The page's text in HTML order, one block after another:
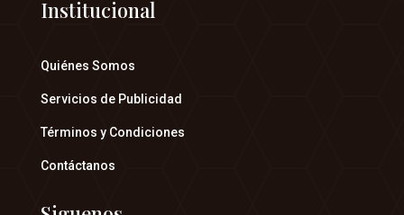
Institucional
Quiénes Somos
Servicios de Publicidad
Términos y Condiciones
Contáctanos